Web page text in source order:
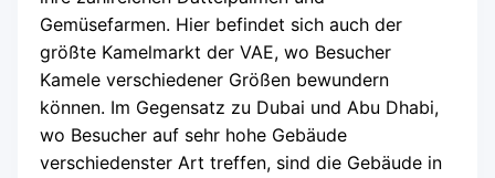
Gemüsefarmen. Hier befindet sich auch der
größte Kamelmarkt der VAE, wo Besucher
Kamele verschiedener Größen bewundern
können. Im Gegensatz zu Dubai und Abu Dhabi,
wo Besucher auf sehr hohe Gebäude
verschiedenster Art treffen, sind die Gebäude in